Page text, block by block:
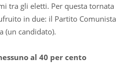
tra gli eletti. Per questa tornata
in due: il Partito Comunista
(un candidato).
al 40 per cento